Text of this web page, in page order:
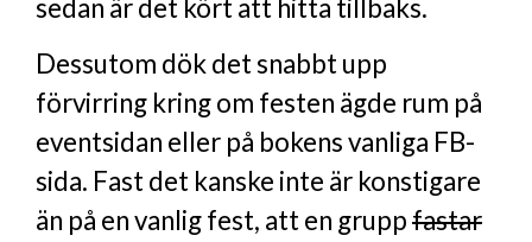
sedan är det kört att hitta tillbaks.
Dessutom dök det snabbt upp
förvirring kring om festen ägde rum på
eventsidan eller på bokens vanliga FB-
sida. Fast det kanske inte är konstigare
än på en vanlig fest, att en gruppfastar